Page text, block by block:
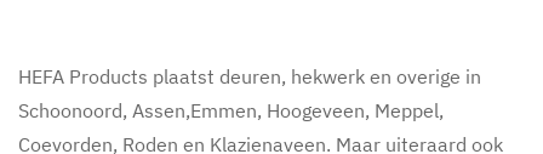
HEFA Products plaatst deuren, hekwerk en overige in
Schoonoord, Assen,Emmen, Hoogeveen, Meppel,
Coevorden, Roden en Klazienaveen. Maar uiteraard ook